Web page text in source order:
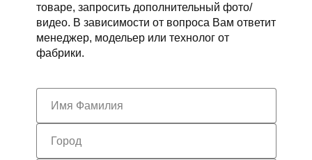
товаре, запросить дополнительный фото/
видео. В зависимости от вопроса Вам ответит
менеджер, модельер или технолог от
фабрики.